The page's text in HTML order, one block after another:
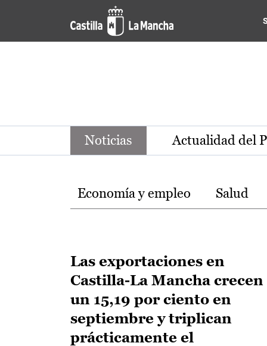
Pasar al contenido principal
Noticias de la región de
Noticias Actualidad del
Temas
Economía y empleo Salud
Las exportaciones en
Castilla-La Mancha crecen
un 15,19 por ciento en
septiembre y triplican
prácticamente el